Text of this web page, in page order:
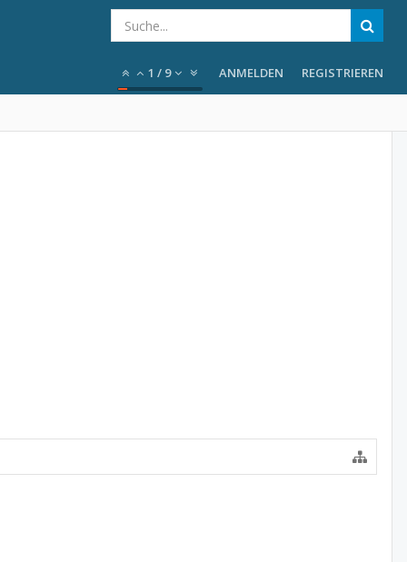
1 / 9 ANMELDEN REGISTRIEREN